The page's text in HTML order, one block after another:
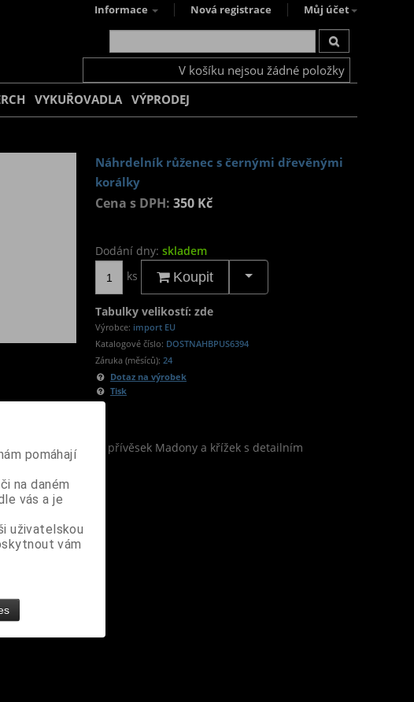
Informace Nová registrace Můj účet
V košíku nejsou žádné položky
VYKUŘOVADLA VÝPRODEJ
Náhrdelník růženec s černými dřevěnými
korálky
Cena s DPH: 350 Kč
Dodání dny: skladem
ks
Koupit
Tabulky velikostí: zde
Výrobce: import EU
Katalogové číslo: DOSTNAHBPUS6394
Záruka (měsíců): 24
Dotaz na výrobek
Tisk
v dolní části je přívěsek Madony a křížek s detailním
pomáhají
na daném
vás a je
uživatelskou
vám